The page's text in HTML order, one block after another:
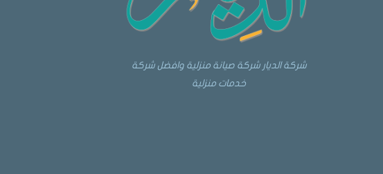
شركة الديار شركة صيانة منزلية وافضل شركة
خدمات منزلية